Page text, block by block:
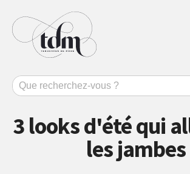
3 looks d'été qui
les jambes